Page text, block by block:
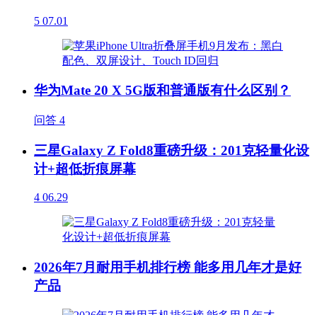
5 07.01
华为Mate 20 X 5G版和普通版有什么区别？
问答 4
三星Galaxy Z Fold8重磅升级：201克轻量化设
计+超低折痕屏幕
4 06.29
2026年7月耐用手机排行榜 能多用几年才是好
产品